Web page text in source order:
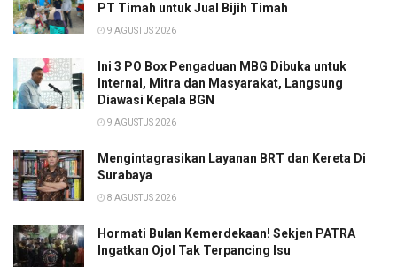
PT Timah untuk Jual Bijih Timah
9 AGUSTUS 2026
Ini 3 PO Box Pengaduan MBG Dibuka untuk
Internal, Mitra dan Masyarakat, Langsung
Diawasi Kepala BGN
9 AGUSTUS 2026
Mengintagrasikan Layanan BRT dan Kereta Di
Surabaya
8 AGUSTUS 2026
Hormati Bulan Kemerdekaan! Sekjen PATRA
Ingatkan Ojol Tak Terpancing Isu